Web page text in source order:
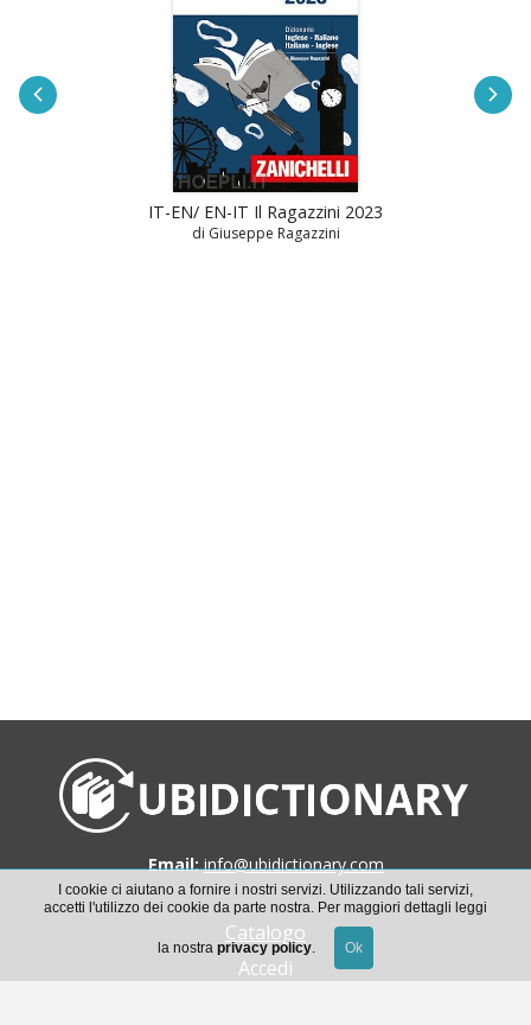
IT-EN/ EN-IT Il Ragazzini 2023
di Giuseppe Ragazzini
Email: info@ubidictionary.com
Catalogo
Accedi
I cookie ci aiutano a fornire i nostri servizi. Utilizzando tali servizi,
accetti l'utilizzo dei cookie da parte nostra. Per maggiori dettagli leggi
la nostra privacy policy.